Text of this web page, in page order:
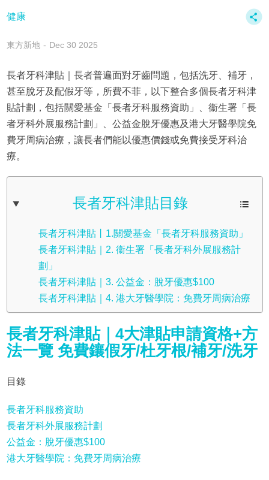
健康
東方新地 Dec 30 2025
長者牙科津貼｜長者普遍面對牙齒問題，包括洗牙、補牙，
甚至脫牙及配假牙等，所費不菲，以下整合多個長者牙科津
貼計劃，包括關愛基金「長者牙科服務資助」、衞生署「長
者牙科外展服務計劃」、公益金脫牙優惠及港大牙醫學院免
費牙周病治療，讓長者們能以優惠價錢或免費接受牙科治
療。
長者牙科津貼目錄
長者牙科津貼丨1.關愛基金「長者牙科服務資助」
長者牙科津貼｜2. 衞生署「長者牙科外展服務計
劃」
長者牙科津貼｜3. 公益金：脫牙優惠$100
長者牙科津貼｜4. 港大牙醫學院：免費牙周病治療
長者牙科津貼｜4大津貼申請資格+方
法一覽 免費鑲假牙/杜牙根/補牙/洗牙
目錄
長者牙科服務資助
長者牙科外展服務計劃
公益金：脫牙優惠$100
港大牙醫學院：免費牙周病治療